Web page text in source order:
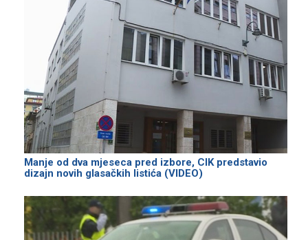
Manje od dva mjeseca pred izbore, CIK predstavio
dizajn novih glasačkih listića (VIDEO)